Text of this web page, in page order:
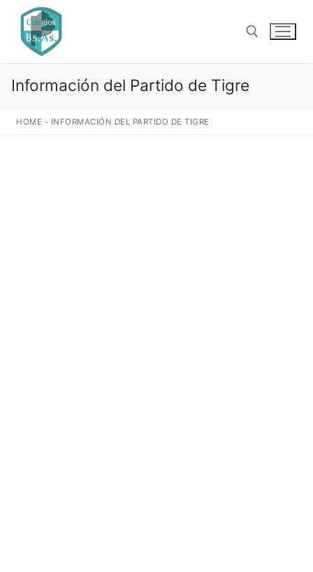
contenido
Buscar:
Información del Partido de Tigre
HOME - INFORMACIÓN DEL PARTIDO DE TIGRE